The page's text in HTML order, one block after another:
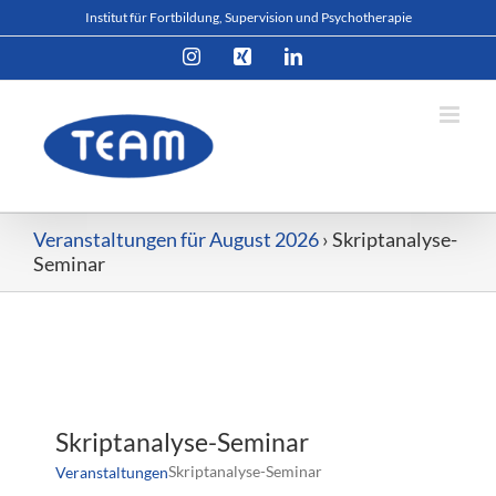
Inhalt
Institut für Fortbildung, Supervision und Psychotherapie
InstagramXing LinkedIn
Veranstaltungen für August 2026› Skriptanalyse-
Seminar
Skriptanalyse-Seminar
VeranstaltungenSkriptanalyse-Seminar